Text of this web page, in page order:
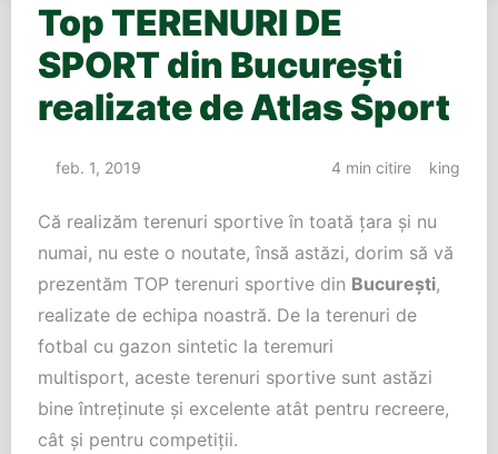
Top TERENURI DE
SPORT din București
realizate de Atlas Sport
feb. 1, 2019 4 min citire king
Că realizăm terenuri sportive în toată țara și nu
numai, nu este o noutate, însă astăzi, dorim să vă
prezentăm TOP terenuri sportive din București,
realizate de echipa noastră. De la terenuri de
fotbal cu gazon sintetic la teremuri
multisport, aceste terenuri sportive sunt astăzi
bine întreținute și excelente atât pentru recreere,
cât și pentru competiții.